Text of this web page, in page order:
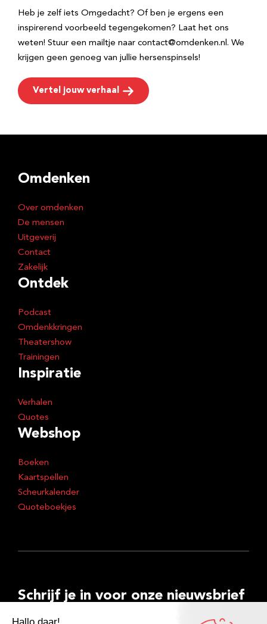
Heb je zelf iets Omgedacht? Of ben je ergens een
inspirerend voorbeeld tegengekomen? Laat het ons
weten! Stuur een mailtje naar contact@omdenken.nl. We
krijgen geen genoeg van jullie hersenspinsels!
Vertel jouw verhaal
Omdenken
Over omdenken
De mensen
Uitgeverij
Contact
Zakelijk
Ontdek
Podcast
Omdenkkringen
Theatershow
Trainingen
Inspiratie
Verhalen
Quotes
Webshop
Boeken
Kaartspellen
Scheurkalender
Quoteboekjes
Schrijf je in voor onze nieuwsbrief